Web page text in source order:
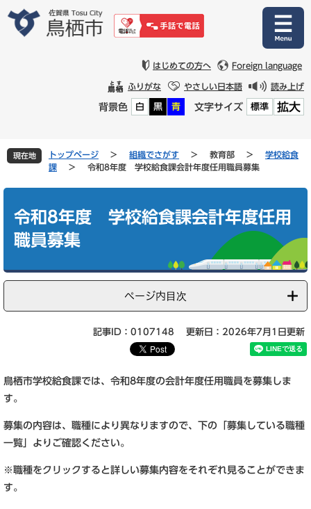
文
はじめての方へ Foreign language
ふりがな やさしい日本語 読み上げ
背景色 白 黒 青 文字サイズ 標準 拡大
現在地 トップページ > 組織でさがす > 教育部 >
学校給食
課
> 令和8年度 学校給食課会計年度任用職員募集
令和8年度 学校給食課会計年度任用
職員募集
ページ内目次
記事ID：0107148 更新日：2026年7月1日更新
鳥栖市学校給食課では、令和8年度の会計年度任用職員を募集しま
す。
募集の内容は、職種により異なりますので、下の「募集している職種
一覧」よりご確認ください。
※職種をクリックすると詳しい募集内容をそれぞれ見ることができま
す。